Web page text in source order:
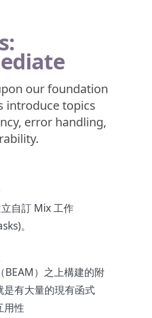
our foundation
introduce topics
error handling,
自訂 Mix 工作
。
BEAM）之上構建的附
是有大量的現有函式
用性